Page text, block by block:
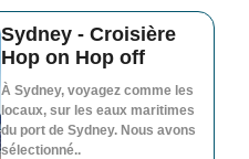
Sydney - Croisière
Hop on Hop off
À Sydney, voyagez comme les
locaux, sur les eaux maritimes
du port de Sydney. Nous avons
sélectionné..